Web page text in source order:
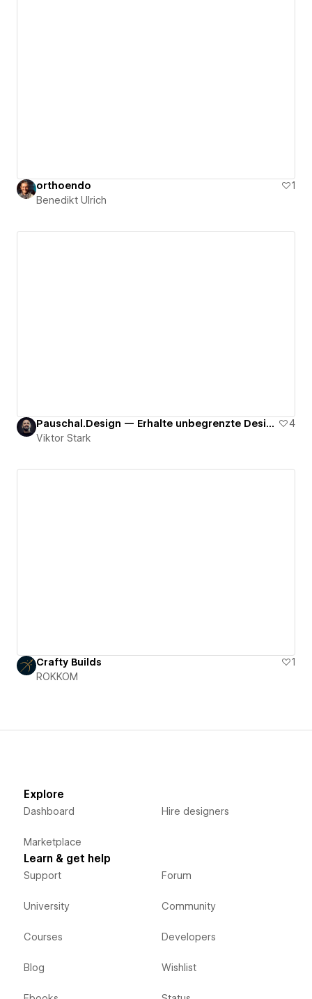
orthoendo
1
Benedikt Ulrich
Pauschal.Design — Erhalte unbegrenzte Designs zu einem fixen Preis im Monat
4
Viktor Stark
Crafty Builds
1
ROKKOM
Explore
Dashboard
Marketplace
Hire designers
Learn & get help
Support
University
Courses
Blog
Forum
Community
Developers
Wishlist